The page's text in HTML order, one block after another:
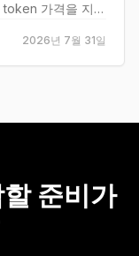
가격을 지원
2026년 7월 31일
준비가